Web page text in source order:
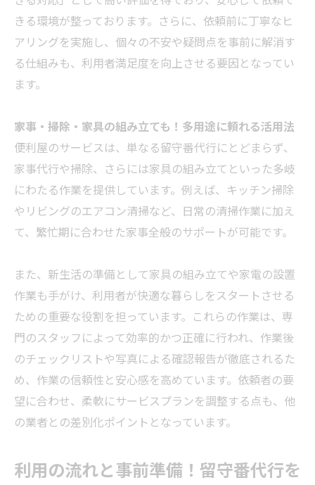
きる環境が整っております。さらに、依頼前に丁寧なヒ
アリングを実施し、個々の不安や疑問点を事前に解消す
る仕組みも、利用者満足度を向上させる要因となってい
ます。
家事・ 掃除 ・家具の組み立ても！多用途に頼れる活用法
便利屋のサービスは、単なる留守番代行にとどまらず、
家事代行や掃除、さらには家具の組み立てといった多岐
にわたる作業を提供しています。例えば、 キッチン掃除
やリビングのエアコン清掃など、日常の清掃作業に加え
て、繁忙期に合わせた家事全般のサポートが可能です。
また、新生活の準備として家具の組み立てや家電の設置
作業も手がけ、利用者が快適な暮らしをスタートさせる
ための重要な役割を担っています。これらの作業は、専
門のスタッフによって効率的かつ正確に行われ、作業後
のチェックリストや写真による確認報告が徹底されるた
め、作業の信頼性と安心感を高めています。依頼者の要
望に合わせ、柔軟にサービスプランを調整する点も、他
の業者との差別化ポイントとなっています。
利用の流れと事前準備！留守番代行を